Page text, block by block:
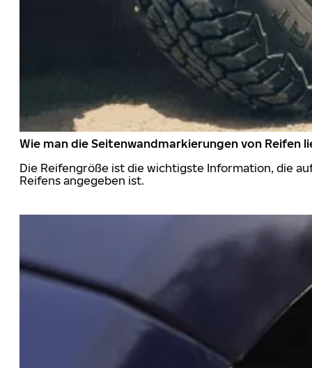
Wie man die Seitenwandmarkierungen von Reifen
Die Reifengröße ist die wichtigste Information, die
Reifens angegeben ist.